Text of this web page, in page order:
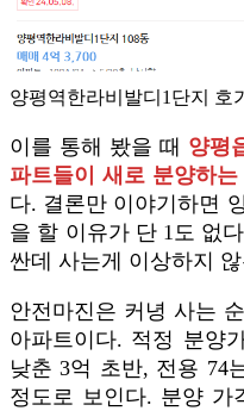
양평역한라비발디1단지 호
이를 통해 봤을 때 양평
파트들이 새로 분양하
다. 결론만 이야기하면
을 할 이유가 단 1도 없
싼데 사는게 이상하지
안전마진은 커녕 사는
아파트이다. 적정 분양
낮춘 3억 초반, 전용 74
정도로 보인다. 분양 가